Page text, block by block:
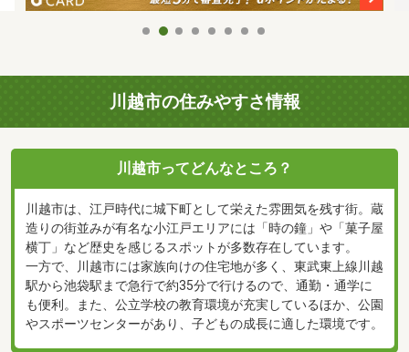
川越市の住みやすさ情報
川越市ってどんなところ？
川越市は、江戸時代に城下町として栄えた雰囲気を残す街。蔵
造りの街並みが有名な小江戸エリアには「時の鐘」や「菓子屋
横丁」など歴史を感じるスポットが多数存在しています。
一方で、川越市には家族向けの住宅地が多く、東武東上線川越
駅から池袋駅まで急行で約35分で行けるので、通勤・通学に
も便利。また、公立学校の教育環境が充実しているほか、公園
やスポーツセンターがあり、子どもの成長に適した環境です。